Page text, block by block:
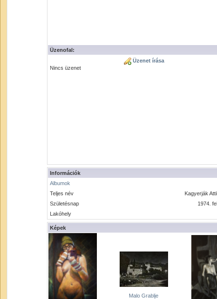
Üzenofal:
Üzenet írása
Nincs üzenet
Információk
Albumok
Teljes név
Kagyerják
Születésnap
1974.
Lakóhely
Képek
Malo Grablje